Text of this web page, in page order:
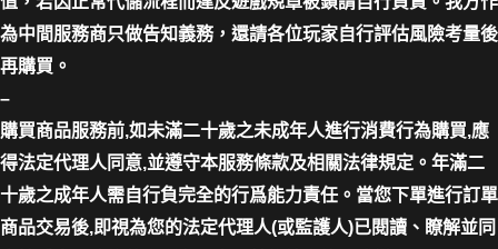
為中間服務商只做告知義務，還請各位玩家自行評估風險考量後
再購買。
–
購買商品服務前,如未滿二十歲之未成年人進行消費行為購買,應
得法定代理人同意,並遵守本服務條款及相關法律規定。年滿二
十歲之成年人需自行負完全的行爲能力責任。當您下單進行訂單
商品交易後,即視為您的法定代理人(或監護人)已閱讀、瞭解並同